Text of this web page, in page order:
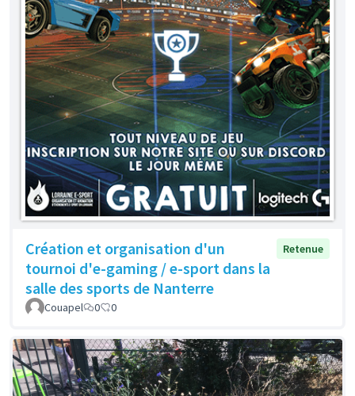
Création et organisation d'un
tournoi d'e-gaming / e-sport dans la
salle des sports de Nanterre
Retenue
Couapel 0 0